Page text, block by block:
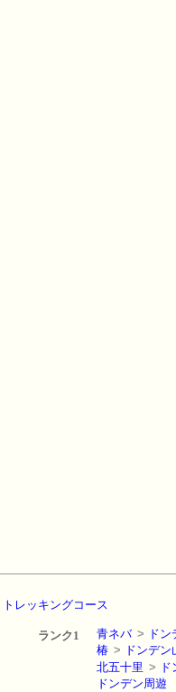
トレッキングコース
ランク1 青ネバ > ド
椿 > ドンデン
北五十里 >
ドンデン周遊